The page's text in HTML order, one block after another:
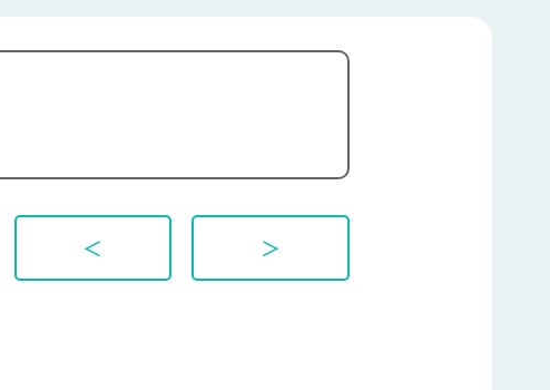
＜ ＞